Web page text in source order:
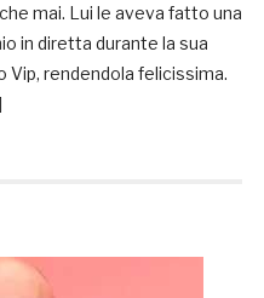
mai. Lui le aveva fatto una
in diretta durante la sua
Vip, rendendola felicissima.